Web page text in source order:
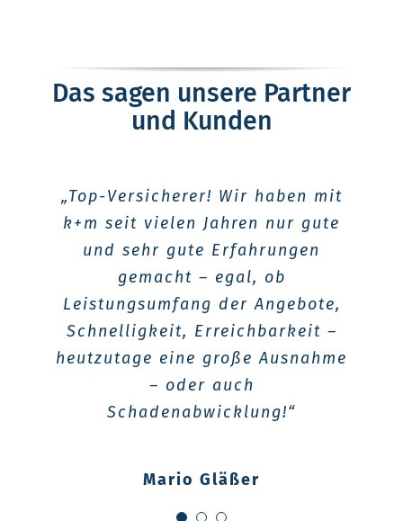
Das sagen unsere Partner
und Kunden
„Top-Versicherer! Wir haben mit
k+m seit vielen Jahren nur gute
und sehr gute Erfahrungen
gemacht – egal, ob
Leistungsumfang der Angebote,
Schnelligkeit, Erreichbarkeit –
heutzutage eine große Ausnahme
– oder auch
Schadenabwicklung!“
Mario Gläßer
„Der persönliche Kontakt mit den
Mitarbeitern – keine KI! Schnelle
Hilfe bei der Problemlösung.“
KV-Berater
„Hier ist man nicht einfach nur
eine Nummer. Statt pauschaler
Antworten gibt es individuelle
Lösungen, und es wird
gemeinsam nach Wegen gesucht,
Dinge möglich zu machen.“